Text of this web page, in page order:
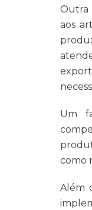
Outra
aos
Um
como
Além